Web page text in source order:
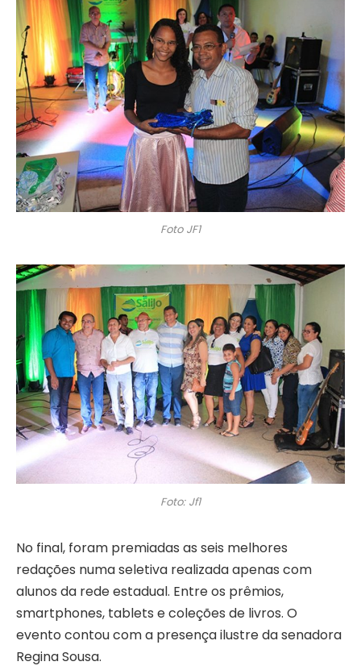
Foto JF1
Foto: Jf1
No final, foram premiadas as seis melhores
redações numa seletiva realizada apenas com
alunos da rede estadual. Entre os prêmios,
smartphones, tablets e coleções de livros. O
evento contou com a presença ilustre da senadora
Regina Sousa.